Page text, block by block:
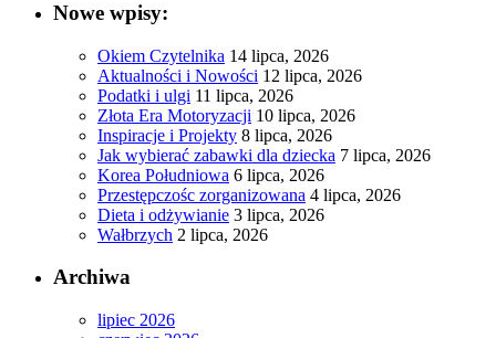
Nowe wpisy:
Okiem Czytelnika 14 lipca, 2026
Aktualności i Nowości 12 lipca, 2026
Podatki i ulgi 11 lipca, 2026
Złota Era Motoryzacji 10 lipca, 2026
Inspiracje i Projekty 8 lipca, 2026
Jak wybierać zabawki dla dziecka 7 lipca, 2026
Korea Południowa 6 lipca, 2026
Przestępczośc zorganizowana 4 lipca, 2026
Dieta i odżywianie 3 lipca, 2026
Wałbrzych 2 lipca, 2026
Archiwa
lipiec 2026